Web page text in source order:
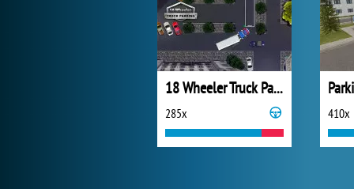
18 Wheeler Truck Parking
285x 410x